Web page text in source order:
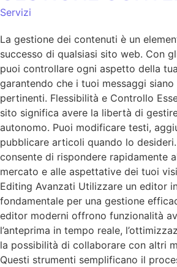
Servizi
La gestione dei contenuti è un
successo di qualsiasi sito web. Con
puoi controllare ogni aspetto della
garantendo che i tuoi messaggi
pertinenti. Flessibilità e Controllo
sito significa avere la libertà di
autonomo. Puoi modificare testi,
pubblicare articoli quando lo
consente di rispondere rapidamente
mercato e alle aspettative dei tuoi
Editing Avanzati Utilizzare un editor
fondamentale per una gestione
editor moderni offrono funzionalità
l’anteprima in tempo reale,
la possibilità di collaborare con altri
Questi strumenti semplificano il